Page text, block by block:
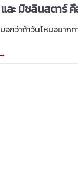
ละ มิชลินสตาร์ คื
กว่าถ้าวันไหนอยาก